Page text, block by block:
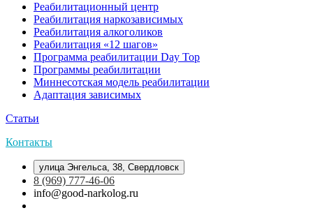
Реабилитационный центр
Реабилитация наркозависимых
Реабилитация алкоголиков
Реабилитация «12 шагов»
Программа реабилитации Day Top
Программы реабилитации
Миннесотская модель реабилитации
Адаптация зависимых
Статьи
Контакты
улица Энгельса, 38, Свердловск
8 (969) 777-46-06
info@good-narkolog.ru